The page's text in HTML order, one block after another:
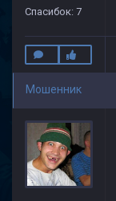
Спасибок: 7
Мошенник